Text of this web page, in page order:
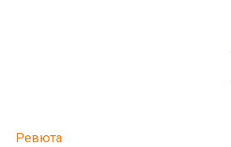
Ревюта